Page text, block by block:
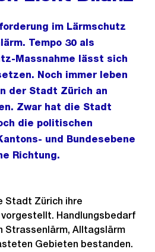
im Lärmschutz
Tempo 30 als
Massnahme lässt sich
Noch immer leben
der Stadt Zürich an
Zwar hat die Stadt
die politischen
und Bundesebene
Richtung.
Stadt Zürich ihre
Handlungsbedarf
Strassenlärm, Alltagslärm
Gebieten bestanden.